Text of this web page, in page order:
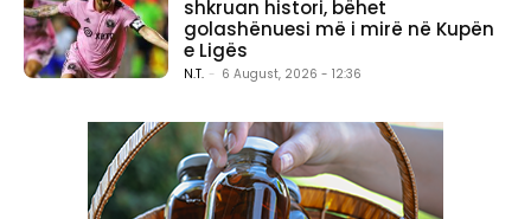
shkruan histori, bëhet
golashënuesi më i mirë në Kupën
e Ligës
N.T. - 6 August, 2026 - 12:36